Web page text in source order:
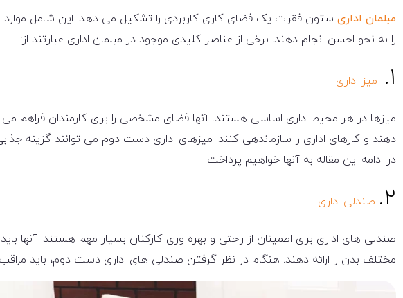
مبلمان اداری ستون فقرات یک فضای کاری کاربردی را تشکیل می دهد. این شامل
را به نحو احسن انجام دهند. برخی از عناصر کلیدی موجود در مبلمان اداری عبارتند از:
۱. میز اداری
میزها در هر محیط اداری اساسی هستند. آنها فضای مشخصی را برای کارمندان فراهم می
دهند و کارهای اداری را سازماندهی کنند. میزهای اداری دست دوم می توانند گزینه
در ادامه این مقاله به آنها خواهیم پرداخت.
۲. صندلی اداری
صندلی های اداری برای اطمینان از راحتی و بهره وری کارکنان بسیار مهم هستند. آنها
مختلف بدن را ارائه دهند. هنگام در نظر گرفتن صندلی های اداری دست دوم، باید